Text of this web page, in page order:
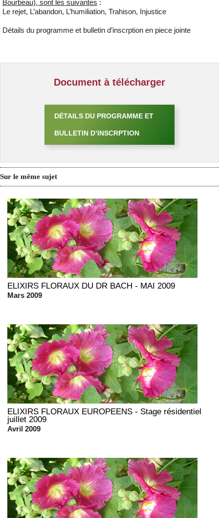
Bourbeau), sont les suivantes :
Le rejet, L’abandon, L’humiliation, Trahison, Injustice
Détails du programme et bulletin d’inscrption en piece jointe
Document à télécharger
DÉTAILS DU PROGRAMME ET
BULLETIN D’INSCRPTION
Sur le même sujet
ELIXIRS FLORAUX DU DR BACH - MAI 2009
Mars 2009
ELIXIRS FLORAUX EUROPEENS - Stage résidentiel
juillet 2009
Avril 2009